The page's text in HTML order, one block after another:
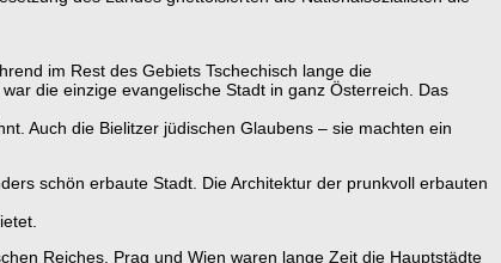
im Rest des Gebiets Tschechisch lange die
die einzige evangelische Stadt in ganz Österreich. Das
Auch die Bielitzer jüdischen Glaubens – sie machten ein
schön erbaute Stadt. Die Architektur der prunkvoll erbauten
Reiches. Prag und Wien waren lange Zeit die Hauptstädte